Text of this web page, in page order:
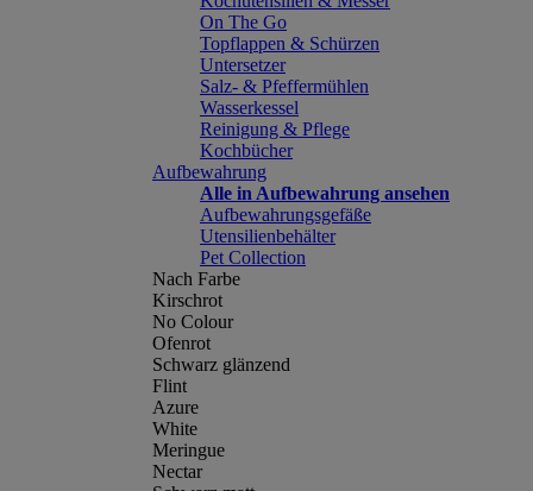
On The Go
Topflappen & Schürzen
Untersetzer
Salz- & Pfeffermühlen
Wasserkessel
Reinigung & Pflege
Kochbücher
Aufbewahrung
Alle in Aufbewahrung ansehen
Aufbewahrungsgefäße
Utensilienbehälter
Pet Collection
Nach Farbe
Kirschrot
No Colour
Ofenrot
Schwarz glänzend
Flint
Azure
White
Meringue
Nectar